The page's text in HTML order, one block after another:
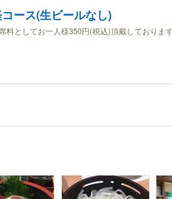
ース(生ビールなし)
料としてお一人様350円(税込)頂戴しておりま